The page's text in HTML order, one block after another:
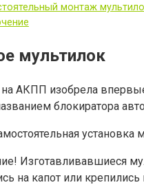
монтаж
мультилок
АКПП изобрела
блокиратора
Изготавливавшиеся
на капот или